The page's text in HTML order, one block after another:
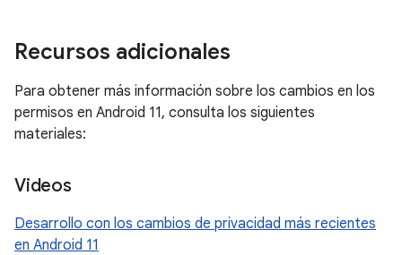
Recursos adicionales
Para obtener más información sobre los cambios en los
permisos en Android 11, consulta los siguientes
materiales:
Videos
Desarrollo con los cambios de privacidad más recientes
en Android 11